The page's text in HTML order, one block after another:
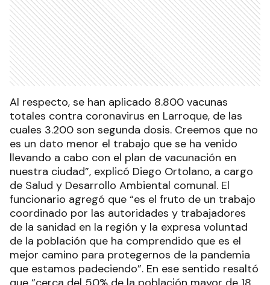
Al respecto, se han aplicado 8.800 vacunas
totales contra coronavirus en Larroque, de las
cuales 3.200 son segunda dosis. Creemos que no
es un dato menor el trabajo que se ha venido
llevando a cabo con el plan de vacunación en
nuestra ciudad”, explicó Diego Ortolano, a cargo
de Salud y Desarrollo Ambiental comunal. El
funcionario agregó que “es el fruto de un trabajo
coordinado por las autoridades y trabajadores
de la sanidad en la región y la expresa voluntad
de la población que ha comprendido que es el
mejor camino para protegernos de la pandemia
que estamos padeciendo”. En ese sentido resaltó